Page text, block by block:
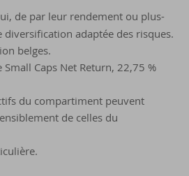
de par leur rendement ou plus-
adaptée des risques.
belges.
Caps Net Return, 22,75 %
du compartiment peuvent
de celles du